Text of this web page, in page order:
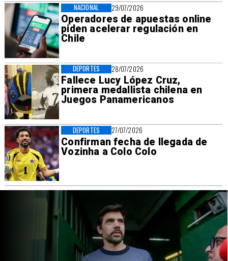
29/07/2026
Operadores de apuestas online
piden acelerar regulación en
Chile
NACIONAL
28/07/2026
Fallece Lucy López Cruz,
primera medallista chilena en
Juegos Panamericanos
DEPORTES
27/07/2026
Confirman fecha de llegada de
Vozinha a Colo Colo
DEPORTES